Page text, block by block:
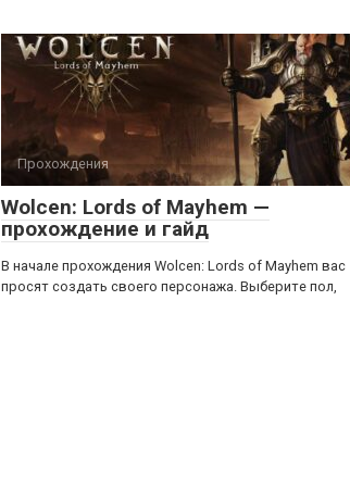
Прохождения
Wolcen: Lords of Mayhem —
прохождение и гайд
В начале прохождения Wolcen: Lords of Mayhem вас
просят создать своего персонажа. Выберите пол,